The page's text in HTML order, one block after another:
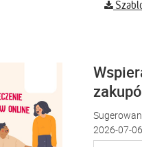
2026-07-